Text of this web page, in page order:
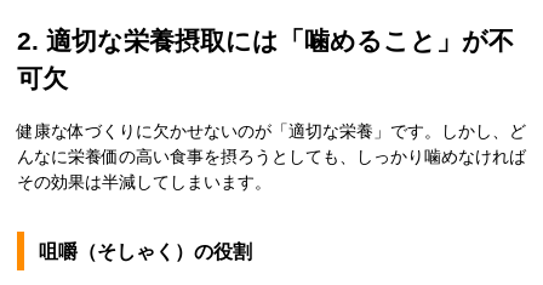
2. 適切な栄養摂取には「噛めること」が不
可欠
健康な体づくりに欠かせないのが「適切な栄養」です。しかし、ど
んなに栄養価の高い食事を摂ろうとしても、しっかり噛めなければ
その効果は半減してしまいます。
咀嚼（そしゃく）の役割